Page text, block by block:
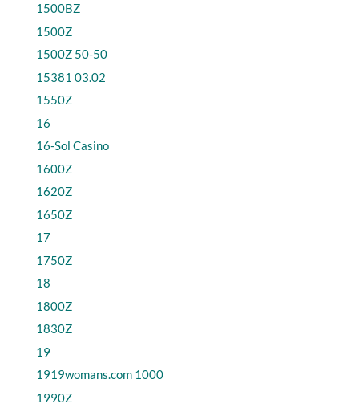
1500BZ
1500Z
1500Z 50-50
15381 03.02
1550Z
16
16-Sol Casino
1600Z
1620Z
1650Z
17
1750Z
18
1800Z
1830Z
19
1919womans.com 1000
1990Z